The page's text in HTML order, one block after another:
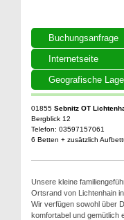
Buchungsanfrage
Internetseite
Geografische Lage
01855 Sebnitz OT
Bergblick 12
Telefon: 03597157061
6 Betten + zusätzlich
Unsere kleine
Ortsrand von Lichtenhain
Wir verfügen sowohl über
komfortabel und gemütlich